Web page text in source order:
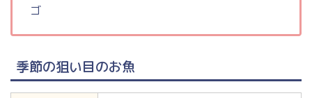
ゴ
季節の狙い目のお魚